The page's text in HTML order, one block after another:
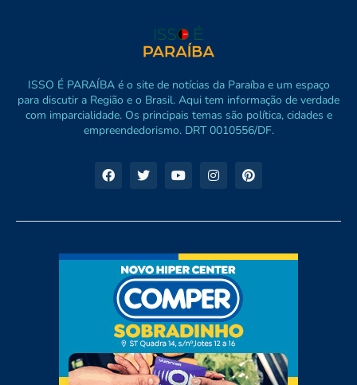
ISSO É PARAÍBA é o site de notícias da Paraíba e um espaço
para discutir a Região e o Brasil. Aqui tem informação de verdade
com imparcialidade. Os principais temas são política, cidades e
empreendedorismo. DRT 0010556/DF.